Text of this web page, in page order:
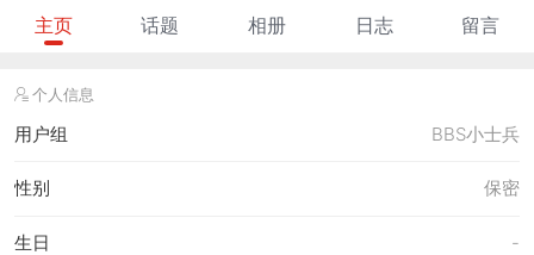
主页 话题 相册 日志 留言
个人信息
用户组 BBS小士兵
保密
性别
-
生日